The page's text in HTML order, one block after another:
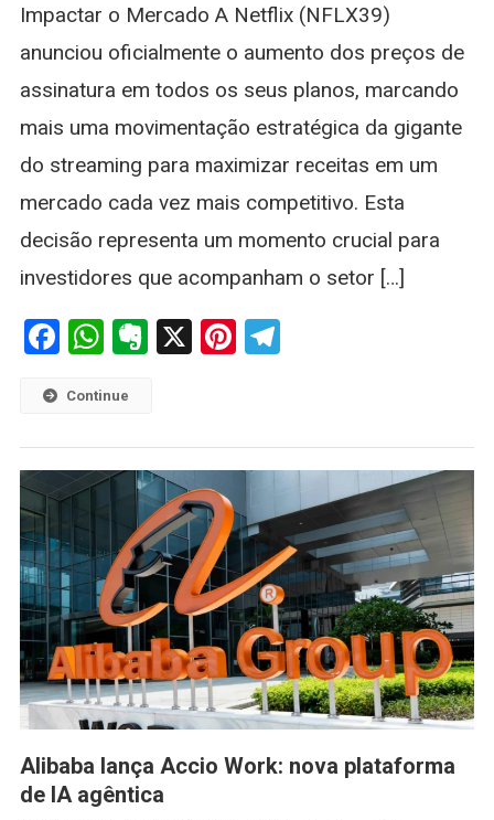
Estratégia
Impactar o Mercado A Netflix (NFLX39)
anunciou oficialmente o aumento dos preços de
assinatura em todos os seus planos, marcando
mais uma movimentação estratégica da gigante
do streaming para maximizar receitas em um
mercado cada vez mais competitivo. Esta
decisão representa um momento crucial para
investidores que acompanham o setor […]
Facebook
WhatsApp
Evernote
X Pinterest
Telegram
Continue
Alibaba lança Accio Work: nova plataforma
de IA agêntica